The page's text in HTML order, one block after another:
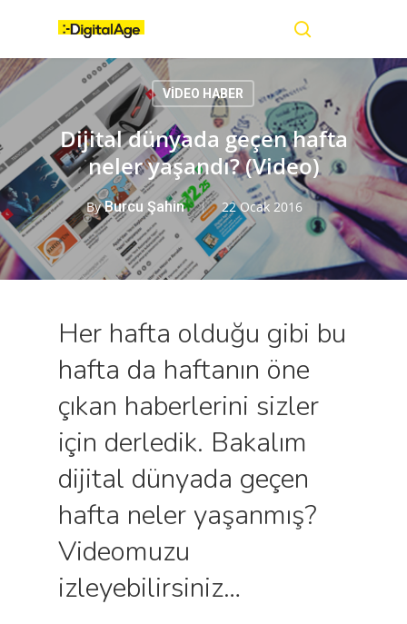
content
VİDEO HABER
Dijital dünyada geçen hafta
neler yaşandı? (Video)
By Burcu Şahin 22 Ocak 2016
Her hafta olduğu gibi bu
hafta da haftanın öne
çıkan haberlerini sizler
için derledik. Bakalım
dijital dünyada geçen
hafta neler yaşanmış?
Videomuzu
izleyebilirsiniz…